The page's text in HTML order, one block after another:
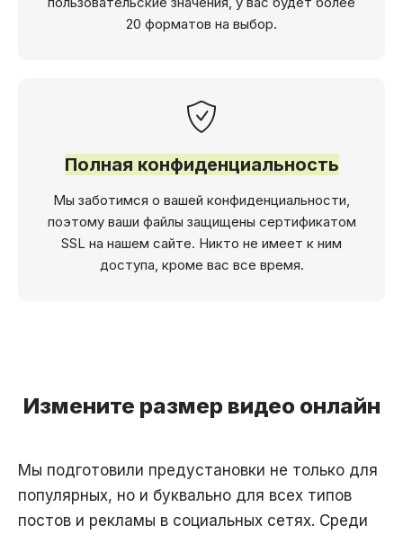
20 форматов на выбор.
Полная конфиденциальность
Мы заботимся о вашей конфиденциальности,
поэтому ваши файлы защищены сертификатом
SSL на нашем сайте. Никто не имеет к ним
доступа, кроме вас все время.
Измените размер видео онлайн
Мы подготовили предустановки не только для
популярных, но и буквально для всех типов
постов и рекламы в социальных сетях. Среди